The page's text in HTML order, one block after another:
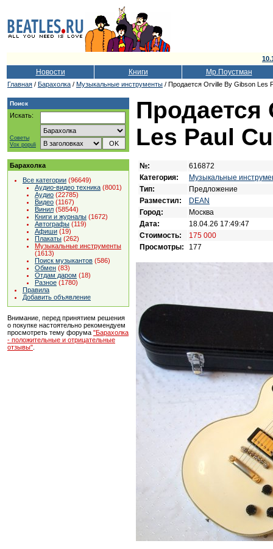
Новости Книги Мр.Поустман
Главная / Барахолка / Музыкальные инструменты / Продается Orville By Gibson Les
Поиск
Искать:
Советы
Vox populi
Барахолка
Все категории (96649)
Аудио-видео техника (8001)
Аудио (22785)
Видео (1167)
Винил (58544)
Книги и журналы (1672)
Автографы (119)
Афиши (19)
Плакаты (262)
Музыкальные инструменты
(1613)
Поиск музыкантов (586)
Обмен (83)
Отдам даром (18)
Разное (1780)
Правила
Добавить объявление
Внимание, перед принятием решения
о покупке настоятельно рекомендуем
просмотреть тему форума "Барахолка
- положительные и отрицательные
отзывы"
Продается
Les Paul
№:
616872
Категория:
Музыкальные
Тип:
Предложение
Разместил:
DEAN
Город:
Москва
Дата:
18.04.26 17:49:47
Стоимость:
175 000
Просмотры:
177